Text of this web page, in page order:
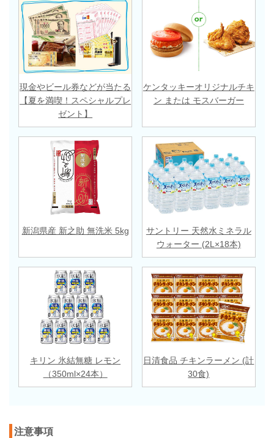
現金やビール券などが当たる
【夏を満喫！スペシャルプレ
ゼント】
ケンタッキーオリジナルチキ
ン または モスバーガー
新潟県産 新之助 無洗米 5kg
サントリー 天然水ミネラル
ウォーター (2L×18本)
キリン 氷結無糖 レモン
（350ml×24本）
日清食品 チキンラーメン (計
30食)
注意事項